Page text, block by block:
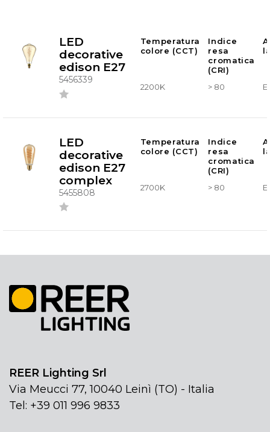
LED
decorative
edison E27
5456339
Temperatura
colore (CCT)
Indice
resa
cromatica
(CRI)
2200K > 80
LED
decorative
edison E27
complex
5455808
Temperatura
colore (CCT)
Indice
resa
cromatica
(CRI)
2700K > 80
REER Lighting Srl
Via Meucci 77, 10040 Leinì (TO) - Italia
Tel: +39 011 996 9833